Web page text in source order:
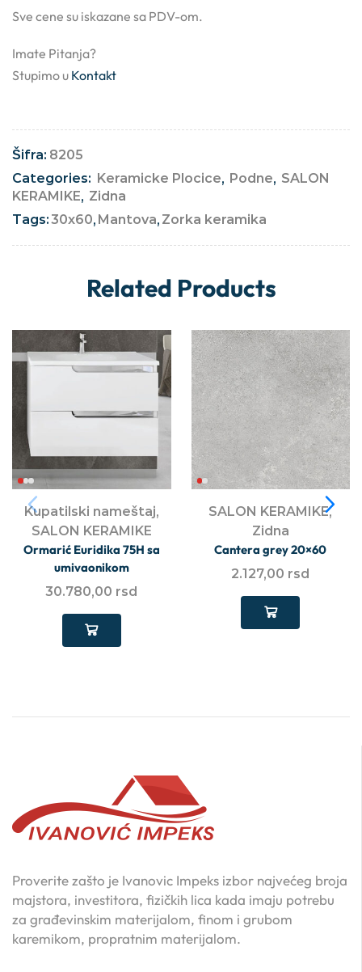
Sve cene su iskazane sa PDV-om.
Imate Pitanja?
Stupimo u Kontakt
Šifra: 8205
Categories: Keramicke Plocice, Podne, SALON
KERAMIKE, Zidna
Tags:30x60, Mantova, Zorka keramika
Related Products
Kupatilski nameštaj,
SALON KERAMIKE
Ormarić Euridika 75H sa
umivaonikom
30.780,00 rsd
SALON KERAMIKE,
Zidna
Cantera grey 20×60
2.127,00 rsd
Proverite zašto je Ivanovic Impeks izbor najvećeg broja
majstora, investitora, fizičkih lica kada imaju potrebu
za građevinskim materijalom, finom i grubom
karemikom, propratnim materijalom.